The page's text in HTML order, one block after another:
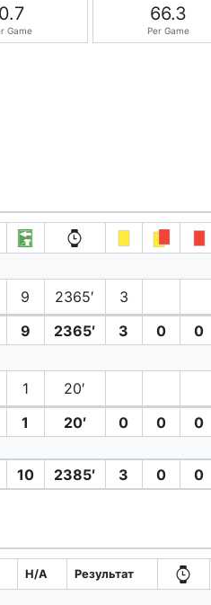
0.7
Game
66.3
Per Game
9 2365′ 3
9 2365′ 3 0 0
1 20′
1 20′ 0 0 0
10 2385′ 3 0 0
H/A Результат